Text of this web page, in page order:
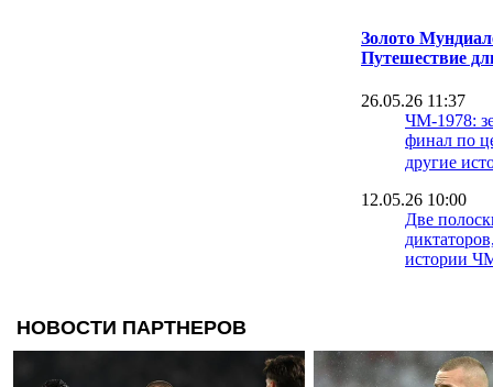
Золото
Путешествие
26.05.26 11:37
ЧМ-1978:
финал по
другие
12.05.26 10:00
Две
истории
первые